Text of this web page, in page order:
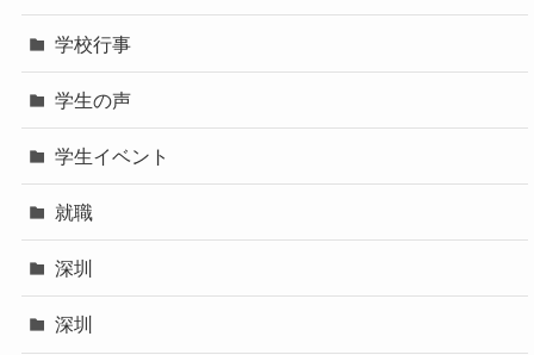
学校行事
学生の声
学生イベント
就職
深圳
深圳